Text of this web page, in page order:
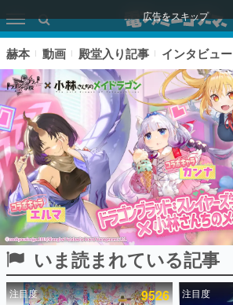
広告をスキップ
ピックアップ
赫本 動画 殿堂入り記事 インタビュー
いま読まれている記事
注目度 9526 注目度